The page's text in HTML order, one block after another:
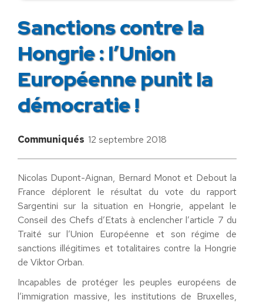
Sanctions contre la
Hongrie : l’Union
Européenne punit la
démocratie !
Communiqués 12 septembre 2018
Nicolas Dupont-Aignan, Bernard Monot et Debout la
France déplorent le résultat du vote du rapport
Sargentini sur la situation en Hongrie, appelant le
Conseil des Chefs d’Etats à enclencher l’article 7 du
Traité sur l’Union Européenne et son régime de
sanctions illégitimes et totalitaires contre la Hongrie
de Viktor Orban.
Incapables de protéger les peuples européens de
l’immigration massive, les institutions de Bruxelles,